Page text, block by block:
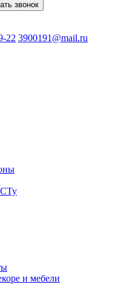
звонок
22 3900191@mail.ru
и мебели